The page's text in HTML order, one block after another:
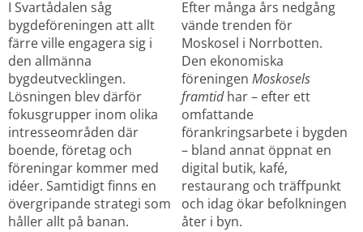
I Svartådalen såg
bygdeföreningen att allt
färre ville engagera sig i
den allmänna
bygdeutvecklingen.
Lösningen blev därför
fokusgrupper inom olika
intresseområden där
boende, företag och
föreningar kommer med
idéer. Samtidigt finns en
övergripande strategi som
håller allt på banan.
Efter många års nedgång
vände trenden för
Moskosel i Norrbotten.
Den ekonomiska
föreningen Moskosels
framtid har – efter ett
omfattande
förankringsarbete i bygden
– bland annat öppnat en
digital butik, kafé,
restaurang och träffpunkt
och idag ökar befolkningen
åter i byn.